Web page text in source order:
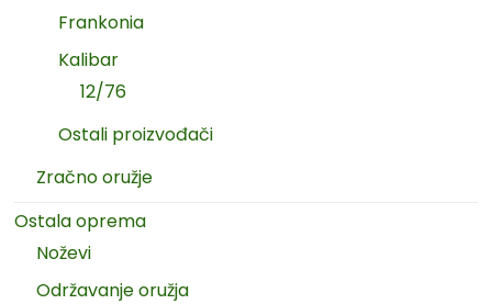
Frankonia
Kalibar
12/76
Ostali proizvođači
Zračno oružje
Ostala oprema
Noževi
Održavanje oružja